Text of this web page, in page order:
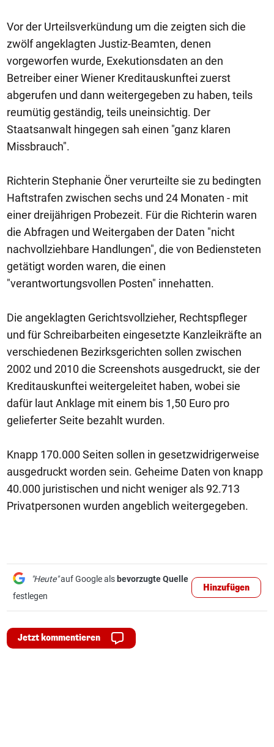
Vor der Urteilsverkündung um die zeigten sich die
zwölf angeklagten Justiz-Beamten, denen
vorgeworfen wurde, Exekutionsdaten an den
Betreiber einer Wiener Kreditauskunftei zuerst
abgerufen und dann weitergegeben zu haben, teils
reumütig geständig, teils uneinsichtig. Der
Staatsanwalt hingegen sah einen "ganz klaren
Missbrauch".
Richterin Stephanie Öner verurteilte sie zu bedingten
Haftstrafen zwischen sechs und 24 Monaten - mit
einer dreijährigen Probezeit. Für die Richterin waren
die Abfragen und Weitergaben der Daten "nicht
nachvollziehbare Handlungen", die von Bediensteten
getätigt worden waren, die einen
"verantwortungsvollen Posten" innehatten.
Die angeklagten Gerichtsvollzieher, Rechtspfleger
und für Schreibarbeiten eingesetzte Kanzleikräfte an
verschiedenen Bezirksgerichten sollen zwischen
2002 und 2010 die Screenshots ausgedruckt, sie der
Kreditauskunftei weitergeleitet haben, wobei sie
dafür laut Anklage mit einem bis 1,50 Euro pro
gelieferter Seite bezahlt wurden.
Knapp 170.000 Seiten sollen in gesetzwidrigerweise
ausgedruckt worden sein. Geheime Daten von knapp
40.000 juristischen und nicht weniger als 92.713
Privatpersonen wurden angeblich weitergegeben.
"Heute"auf Google als bevorzugte Quelle
festlegen
Hinzufügen
Jetzt kommentieren